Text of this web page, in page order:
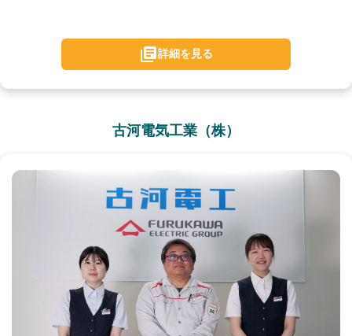
詳細を見る
古河電気工業（株）